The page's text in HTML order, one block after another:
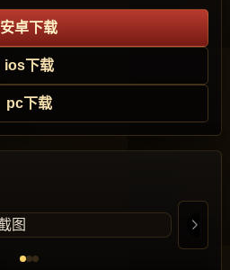
安卓下载
ios下载
pc下载